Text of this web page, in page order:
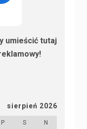
umieścić tutaj
sierpień 2026
P S N